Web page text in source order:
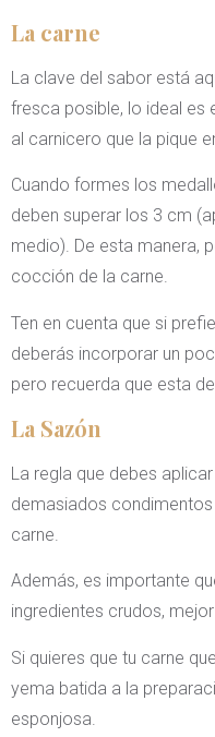
La carne
La clave del sabor está
fresca posible, lo ideal es
al carnicero que la pique
Cuando formes los
deben superar los 3 cm
medio). De esta manera,
cocción de la carne.
Ten en cuenta que si
deberás incorporar un
pero recuerda que esta
La Sazón
La regla que debes
demasiados
carne.
Además, es importante
ingredientes crudos,
Si quieres que tu carne
yema batida a la
esponjosa.